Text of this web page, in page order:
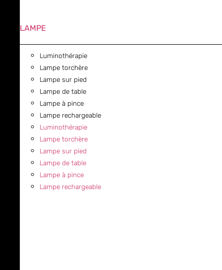
LAMPE
Luminothérapie
Lampe torchère
Lampe sur pied
Lampe de table
Lampe à pince
Lampe rechargeable
Luminothérapie
Lampe torchère
Lampe sur pied
Lampe de table
Lampe à pince
Lampe rechargeable